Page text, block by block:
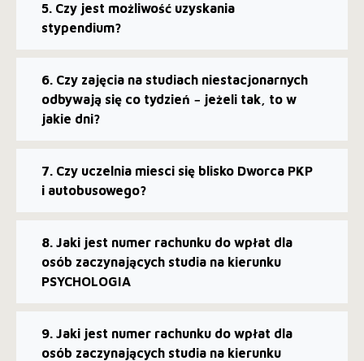
5. Czy jest możliwość uzyskania
stypendium?
6. Czy zajęcia na studiach niestacjonarnych
odbywają się co tydzień − jeżeli tak, to w
jakie dni?
7. Czy uczelnia miesci się blisko Dworca PKP
i autobusowego?
8. Jaki jest numer rachunku do wpłat dla
osób zaczynających studia na kierunku
PSYCHOLOGIA
9. Jaki jest numer rachunku do wpłat dla
osób zaczynających studia na kierunku